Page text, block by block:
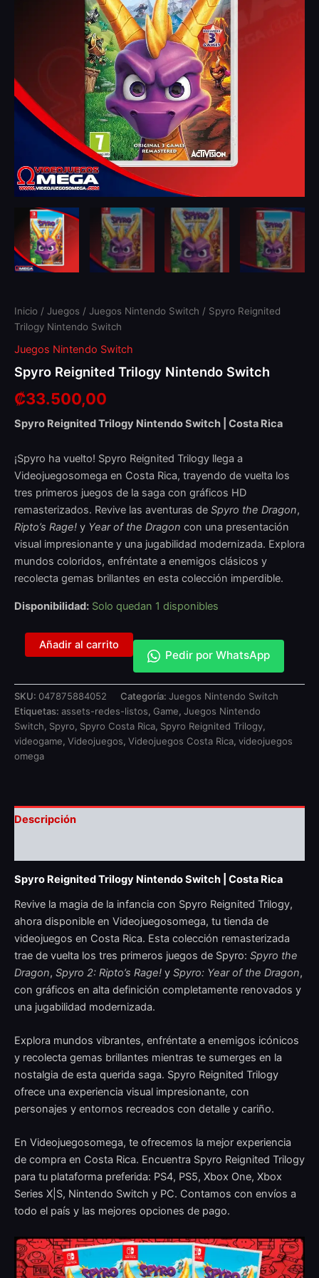
Inicio / Juegos / Juegos Nintendo Switch / Spyro Reignited
Trilogy Nintendo Switch
Juegos Nintendo Switch
Spyro Reignited Trilogy Nintendo Switch
₡33.500,00
Spyro Reignited Trilogy Nintendo Switch | Costa Rica
¡Spyro ha vuelto! Spyro Reignited Trilogy llega a
Videojuegosomega en Costa Rica, trayendo de vuelta los
tres primeros juegos de la saga con gráficos HD
remasterizados. Revive las aventuras de Spyro the Dragon,
Ripto’s Rage! y Year of the Dragon con una presentación
visual impresionante y una jugabilidad modernizada. Explora
mundos coloridos, enfréntate a enemigos clásicos y
recolecta gemas brillantes en esta colección imperdible.
Disponibilidad: Solo quedan 1 disponibles
Añadir al carrito
Pedir por WhatsApp
SKU: 047875884052 Categoría: Juegos Nintendo Switch
Etiquetas: assets-redes-listos, Game, Juegos Nintendo
Switch, Spyro, Spyro Costa Rica, Spyro Reignited Trilogy,
videogame, Videojuegos, Videojuegos Costa Rica, videojuegos
omega
Descripción
Spyro Reignited Trilogy Nintendo Switch | Costa Rica
Revive la magia de la infancia con Spyro Reignited Trilogy,
ahora disponible en Videojuegosomega, tu tienda de
videojuegos en Costa Rica. Esta colección remasterizada
trae de vuelta los tres primeros juegos de Spyro: Spyro the
Dragon, Spyro 2: Ripto’s Rage! y Spyro: Year of the Dragon,
con gráficos en alta definición completamente renovados y
una jugabilidad modernizada.
Explora mundos vibrantes, enfréntate a enemigos icónicos
y recolecta gemas brillantes mientras te sumerges en la
nostalgia de esta querida saga. Spyro Reignited Trilogy
ofrece una experiencia visual impresionante, con
personajes y entornos recreados con detalle y cariño.
En Videojuegosomega, te ofrecemos la mejor experiencia
de compra en Costa Rica. Encuentra Spyro Reignited Trilogy
para tu plataforma preferida: PS4, PS5, Xbox One, Xbox
Series X|S, Nintendo Switch y PC. Contamos con envíos a
todo el país y las mejores opciones de pago.